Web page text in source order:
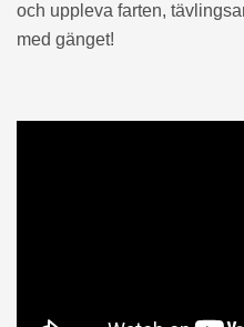
och uppleva farten,
med gänget!